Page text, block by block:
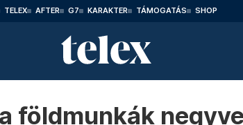
TELEX AFTER G7 KARAKTER TÁMOGATÁS SHOP
földmunkák